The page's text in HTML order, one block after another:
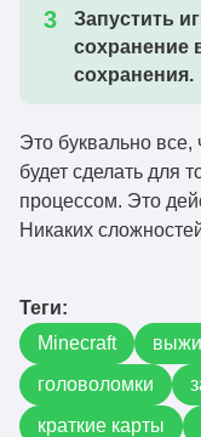
Запустить
сохранение
сохранения.
Это буквально
будет сделать для
процессом. Это
Никаких
Теги:
Minecraft
головоломки
краткие карты